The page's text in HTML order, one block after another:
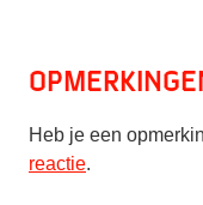
Heb je een
reactie.